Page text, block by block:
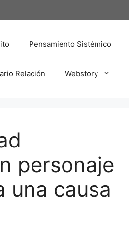
Pensamiento Sistémico
Relación Webstory
personaje
una causa